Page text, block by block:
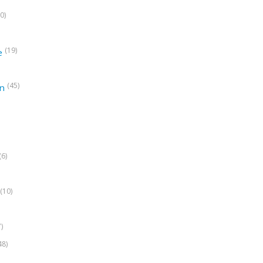
(19)
(45)
(10)